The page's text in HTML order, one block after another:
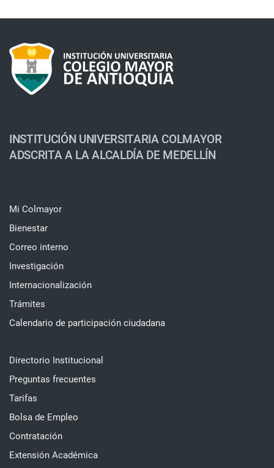
INSTITUCIÓN UNIVERSITARIA COLMAYOR
ADSCRITA A LA ALCALDÍA DE MEDELLÍN
Mi Colmayor
Bienestar
Correo interno
Investigación
Internacionalización
Trámites
Calendario de participación ciudadana
Directorio Institucional
Preguntas frecuentes
Tarifas
Bolsa de Empleo
Contratación
Extensión Académica